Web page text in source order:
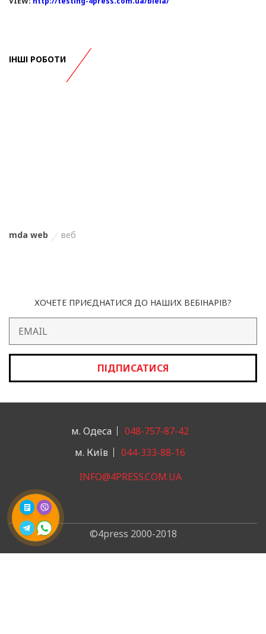
ІНШІ РОБОТИ
mda web веб
ХОЧЕТЕ ПРИЄДНАТИСЯ ДО НАШИХ ВЕБІНАРІВ?
ПІДПИСАТИСЯ
м. Одеса
048-757-87-42
м. Київ
044-333-88-16
INFO@4PRESS.COM.UA
©4press 2000-2018